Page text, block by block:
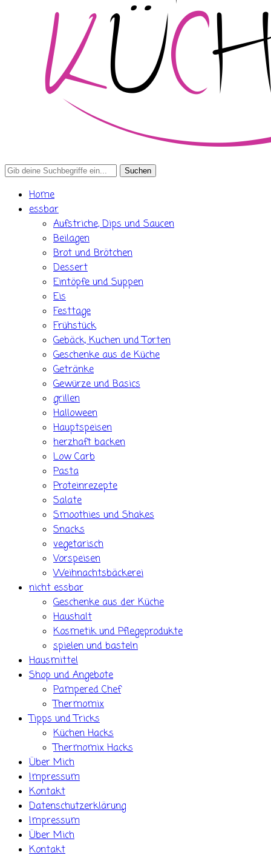
Search
Home
essbar
Aufstriche, Dips und Saucen
Beilagen
Brot und Brötchen
Dessert
Eintöpfe und Suppen
Eis
Festtage
Frühstück
Gebäck, Kuchen und Torten
Geschenke aus de Küche
Getränke
Gewürze und Basics
grillen
Halloween
Hauptspeisen
herzhaft backen
Low Carb
Pasta
Proteinrezepte
Salate
Smoothies und Shakes
Snacks
vegetarisch
Vorspeisen
Weihnachtsbäckerei
nicht essbar
Geschenke aus der Küche
Haushalt
Kosmetik und Pflegeprodukte
spielen und basteln
Hausmittel
Shop und Angebote
Pampered Chef
Thermomix
Tipps und Tricks
Küchen Hacks
Thermomix Hacks
Über Mich
Impressum
Kontakt
Datenschutzerklärung
Impressum
Über Mich
Kontakt